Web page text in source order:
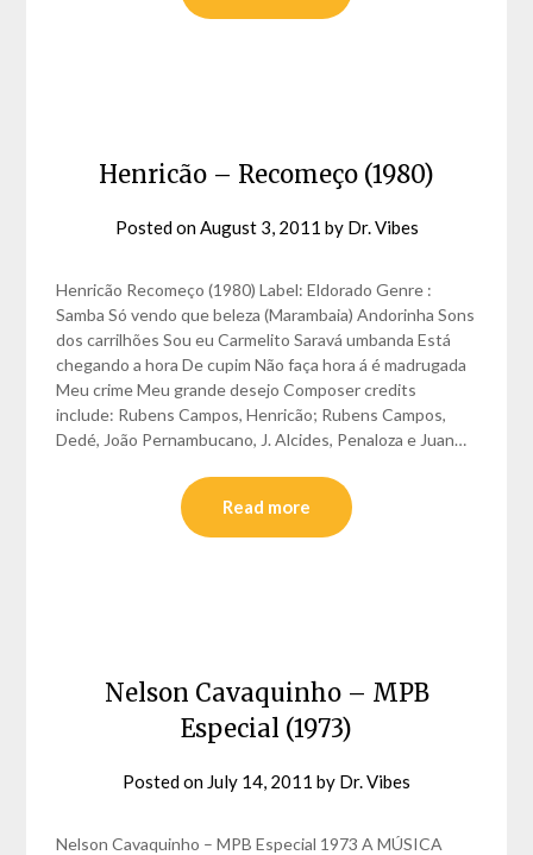
Henricão – Recomeço (1980)
Posted onAugust 3, 2011 by Dr. Vibes
Henricão Recomeço (1980) Label: Eldorado Genre :
Samba Só vendo que beleza (Marambaia) Andorinha Sons
dos carrilhões Sou eu Carmelito Saravá umbanda Está
chegando a hora De cupim Não faça hora á é madrugada
Meu crime Meu grande desejo Composer credits
include: Rubens Campos, Henricão; Rubens Campos,
Dedé, João Pernambucano, J. Alcides, Penaloza e Juan…
Read more
Nelson Cavaquinho – MPB
Especial (1973)
Posted on July 14, 2011 by Dr. Vibes
Nelson Cavaquinho – MPB Especial 1973 A MÚSICA